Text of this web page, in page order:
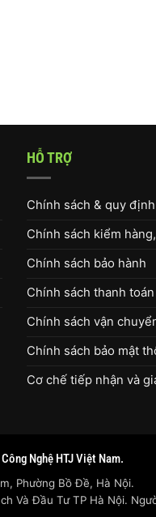
HỖ TRỢ
Chính sách & quy
Chính sách kiểm
Chính sách bảo hành
Chính sách thanh toán
Chính sách vận
Chính sách bảo mật
Cơ chế tiếp nhận và
Nghệ HTJ Việt Nam.
Phường Bồ Đề, Hà Nội.
Và Đầu Tư TP Hà Nội.